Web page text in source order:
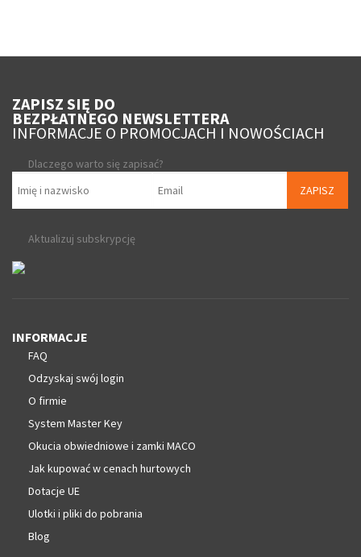
ZAPISZ SIĘ DO
BEZPŁATNEGO NEWSLETTERA
INFORMACJE O PROMOCJACH I NOWOŚCIACH
Dlaczego warto się zapisać?
ZAPISZ
Aktualizuj subskrypcję
INFORMACJE
FAQ
Odzyskaj swój login
O firmie
System Master Key
Okucia obwiedniowe i zamki MACO
Jak kupować w cenach hurtowych
Dotacje UE
Ulotki i pliki do pobrania
Blog